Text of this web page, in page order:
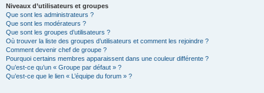
Niveaux d’utilisateurs et groupes
Que sont les administrateurs ?
Que sont les modérateurs ?
Que sont les groupes d’utilisateurs ?
Où trouver la liste des groupes d’utilisateurs et comment les rejoindre ?
Comment devenir chef de groupe ?
Pourquoi certains membres apparaissent dans une couleur différente ?
Qu’est-ce qu’un « Groupe par défaut » ?
Qu’est-ce que le lien « L’équipe du forum » ?